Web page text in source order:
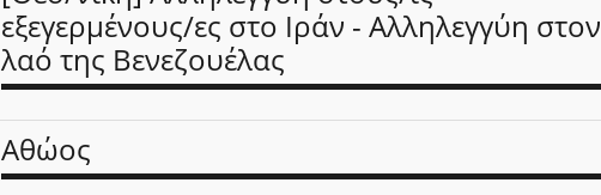
εξεγερμένους/ες στο Ιράν - Αλληλεγγύη στον
λαό της Βενεζουέλας
Αθώος